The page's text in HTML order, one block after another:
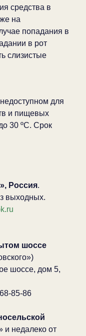
средства в
на
попадания в
в рот
слизистые
для
и пищевых
30 ºС. Срок
Россия.
выходных.
шоссе
шоссе, дом 5,
85-86
и недалеко от